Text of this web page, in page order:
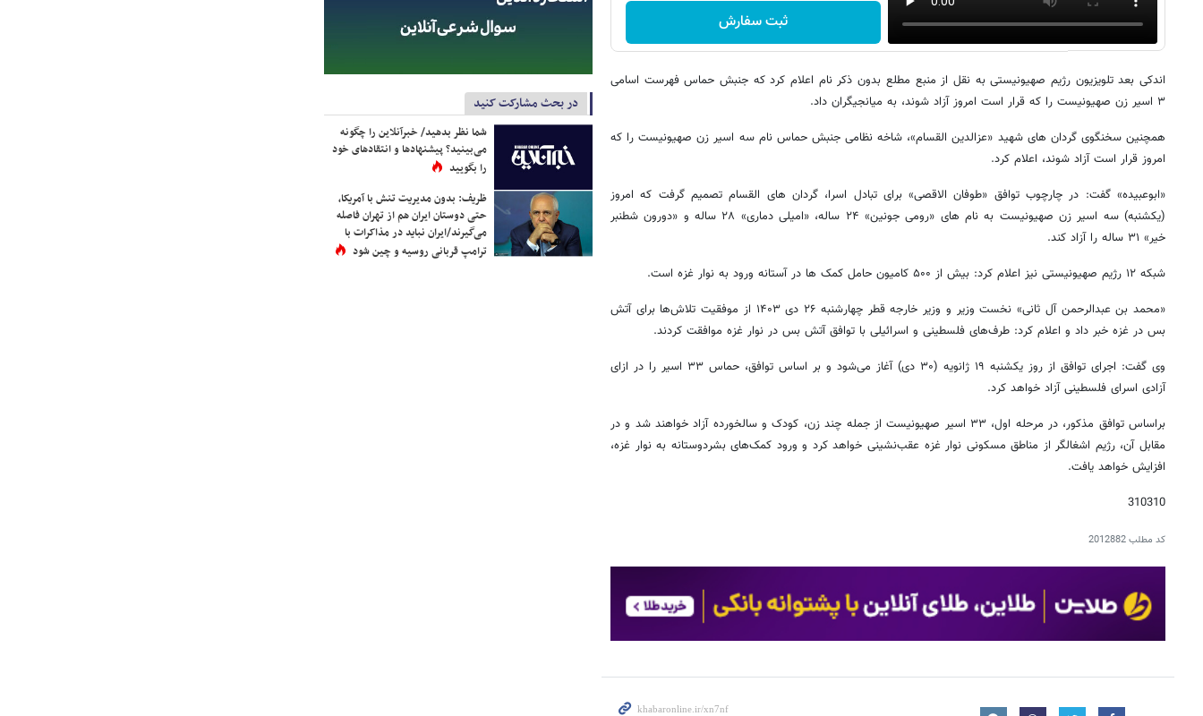
ثبت سفارش
اندکی بعد تلویزیون رژیم صهیونیستی به نقل از منبع مطلع بدون ذکر نام اعلام کرد که جنبش حماس فهرست اسامی
۳ اسیر زن صهیونیست را که قرار است امروز آزاد شوند، به میانجیگران داد.
همچنین سخنگوی گردان های شهید «عزالدین القسام»، شاخه نظامی جنبش حماس نام سه اسیر زن صهیونیست را که
امروز قرار است آزاد شوند، اعلام کرد.
«ابوعبیده» گفت: در چارچوب توافق «طوفان الاقصی» برای تبادل اسرا، گردان های القسام تصمیم گرفت که امروز
(یکشنبه) سه اسیر زن صهیونیست به نام های «رومی جونین» ۲۴ ساله، «امیلی دماری» ۲۸ ساله و «دورون شطنبر
خیر» ۳۱ ساله را آزاد کند.
شبکه ۱۲ رژیم صهیونیستی نیز اعلام کرد: بیش از ۵۰۰ کامیون حامل کمک ها در آستانه ورود به نوار غزه است.
«محمد بن عبدالرحمن آل ثانی» نخست وزیر و وزیر خارجه قطر چهارشنبه ۲۶ دی ۱۴۰۳ از موفقیت تلاش‌ها برای آتش
بس در غزه خبر داد و اعلام کرد: طرف‌های فلسطینی و اسرائیلی با توافق آتش بس در نوار غزه موافقت کردند.
وی گفت: اجرای توافق از روز یکشنبه ۱۹ ژانویه (۳۰ دی) آغاز می‌شود و بر اساس توافق، حماس ۳۳ اسیر را در ازای
آزادی اسرای فلسطینی آزاد خواهد کرد.
براساس توافق مذکور، در مرحله اول، ۳۳ اسیر صهیونیست از جمله چند زن، کودک و سالخورده آزاد خواهند شد و در
مقابل آن، رژیم اشغالگر از مناطق مسکونی نوار غزه عقب‌نشینی خواهد کرد و ورود کمک‌های بشردوستانه به نوار غزه،
افزایش خواهد یافت.
310310
کد مطلب2012882
در بحث مشارکت کنید
شما نظر بدهید/ خبرآنلاین را چگونه
می‌بینید؟ پیشنهادها و انتقادهای خود
را بگویید
ظریف: بدون مدیریت تنش با آمریکا،
حتی دوستان ایران هم از تهران فاصله
می‌گیرند/ایران نباید در مذاکرات با
ترامپ قربانی روسیه و چین شود